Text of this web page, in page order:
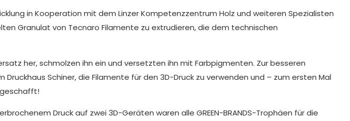
in Kooperation mit dem Linzer Kompetenzzentrum Holz und weiteren Spezialisten
Granulat von Tecnaro Filamente zu extrudieren, die dem technischen
her, schmolzen ihn ein und versetzten ihn mit Farbpigmenten. Zur besseren
Schiner, die Filamente für den 3D-Druck zu verwenden und – zum ersten Mal
Druck auf zwei 3D-Geräten waren alle GREEN-BRANDS-Trophäen für die